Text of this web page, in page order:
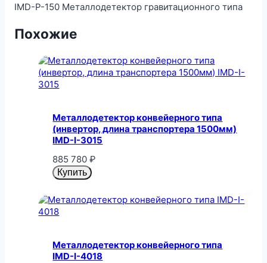
IMD-P-150 Металлодетектор гравитационного типа
Похожие
Металлодетектор конвейерного типа
(инвертор, длина транспортера 1500мм)
IMD-I-3015
885 780₽
Купить
Металлодетектор конвейерного типа
IMD-I-4018